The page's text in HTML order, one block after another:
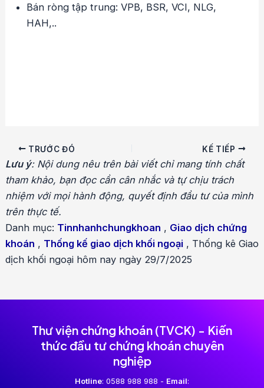
Bán ròng tập trung: VPB, BSR, VCI, NLG,
HAH,..
Điều
hướng
bài
viết
TRƯỚC ĐÓ KẾ TIẾP
Lưu ý: Nội dung nêu trên bài viết chỉ mang tính chất
tham khảo, bạn đọc cần cân nhắc và tự chịu trách
nhiệm với mọi hành động, quyết định đầu tư của mình
trên thực tế.
Danh mục: Tinnhanhchungkhoan , Giao dịch chứng
khoán , Thống kế giao dịch khối ngoại, Thống kê Giao
dịch khối ngoại hôm nay ngày 29/7/2025
Thư viện chứng khoán (TVCK) - Kiến
thức đầu tư chứng khoán chuyên
nghiệp
Hotline: 0588 988 988 - Email: